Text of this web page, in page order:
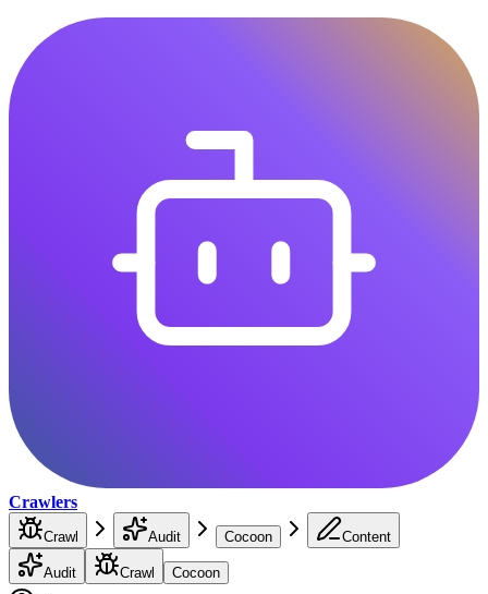
Crawlers
Crawl Audit Cocoon Content
Audit Crawl Cocoon